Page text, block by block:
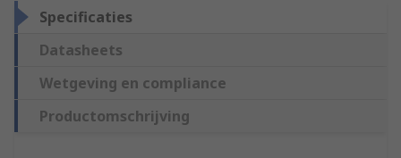
Specificaties
Datasheets
Wetgeving en compliance
Productomschrijving